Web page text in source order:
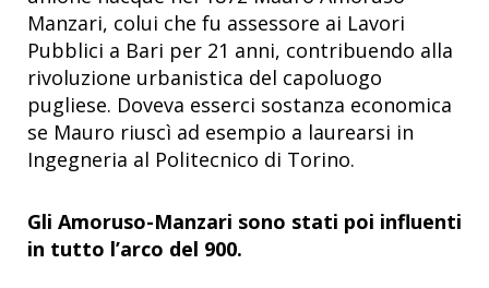
Manzari, colui che fu assessore ai Lavori
Pubblici a Bari per 21 anni, contribuendo alla
rivoluzione urbanistica del capoluogo
pugliese. Doveva esserci sostanza economica
se Mauro riuscì ad esempio a laurearsi in
Ingegneria al Politecnico di Torino.
Gli Amoruso-Manzari sono stati poi influenti
in tutto l’arco del 900.